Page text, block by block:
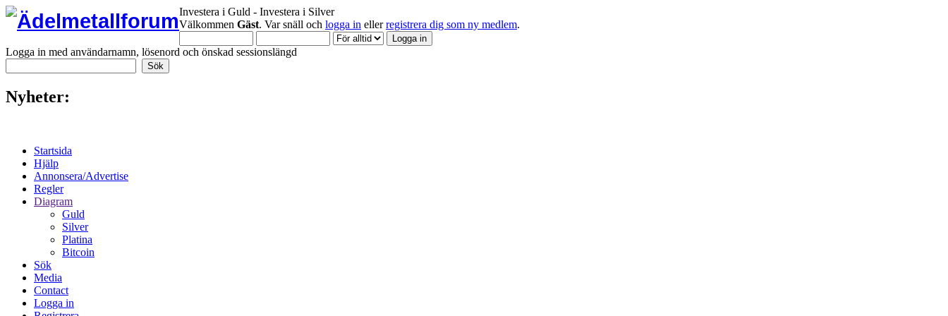
Investera i Guld - Investera i Silver
Välkommen Gäst. Var snäll och logga in ellerregistrera dig som ny medlem.
Logga in med användarnamn, lösenord och önskad sessionslängd
Nyheter:
Startsida
Hjälp
Annonsera/Advertise
Regler
Diagram
Guld
Silver
Platina
Bitcoin
Sök
Media
Contact
Logga in